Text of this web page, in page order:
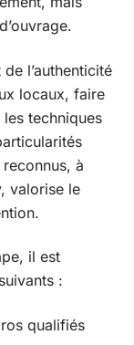
l’authenticité
locaux, faire
techniques
à
valorise le
il est
:
qualifiés